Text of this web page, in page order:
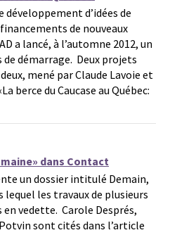
d’idées de
de nouveaux
a lancé, à l’automne 2012, un
démarrage. Deux projets
mené par Claude Lavoie et
berce du Caucase au Québec:
dans Contact
un dossier intitulé Demain,
les travaux de plusieurs
en vedette. Carole Després,
sont cités dans l’article